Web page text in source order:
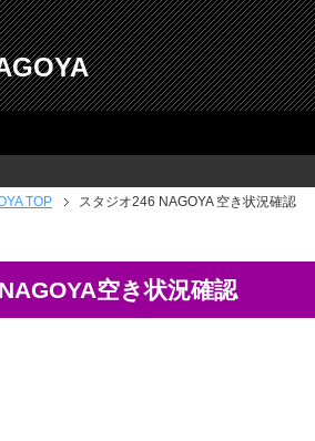
TOP スタジオ246 NAGOYA 空き状況確認
空き状況確認